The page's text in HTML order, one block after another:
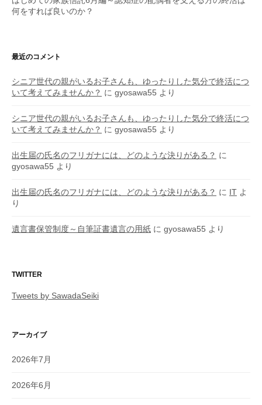
何をすれば良いのか？
最近のコメント
シニア世代の親がいるお子さんも、ゆったりした気分で終活につ
いて考えてみませんか？ に gyosawa55 より
シニア世代の親がいるお子さんも、ゆったりした気分で終活につ
いて考えてみませんか？ に gyosawa55 より
出生届の氏名のフリガナには、どのような決りがある？ に
gyosawa55 より
出生届の氏名のフリガナには、どのような決りがある？ に IT よ
り
遺言書保管制度～自筆証書遺言の用紙 に gyosawa55 より
TWITTER
Tweets by SawadaSeiki
アーカイブ
2026年7月
2026年6月